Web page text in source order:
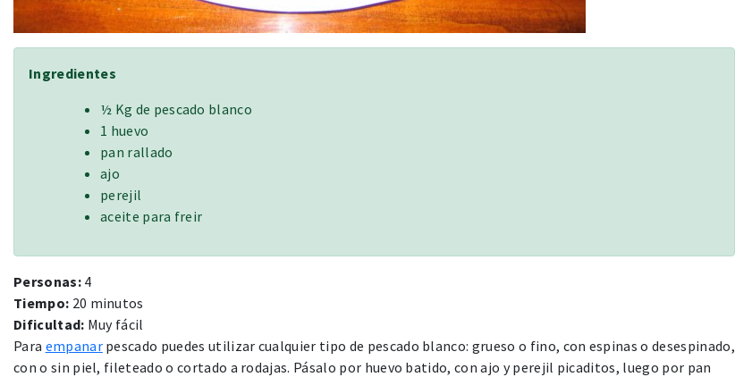
Ingredientes
½ Kg de pescado blanco
1 huevo
pan rallado
ajo
perejil
aceite para freir
Personas: 4
Tiempo: 20 minutos
Dificultad: Muy fácil
Para empanarpescado puedes utilizar cualquier tipo de pescado blanco: grueso o fino, con espinas o desespinado,
con o sin piel, fileteado o cortado a rodajas. Pásalo por huevo batido, con ajo y perejil picaditos, luego por pan